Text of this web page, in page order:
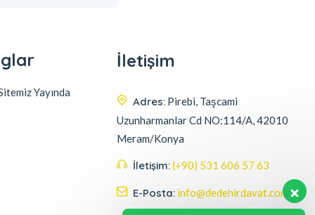
Yayında
İletişim
Adres: Pirebi, Taşcami
Uzunharmanlar Cd NO:114/A, 42010
Meram/Konya
İletişim:(+90) 531 606 57 63
E-Posta: info@dedehirdavat.com